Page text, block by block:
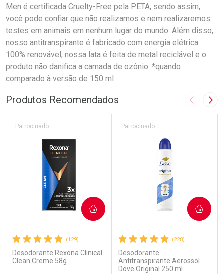
Men é certificada Cruelty-Free pela PETA, sendo assim,
você pode confiar que não realizamos e nem realizaremos
testes em animais em nenhum lugar do mundo. Além disso,
nosso antitranspirante é fabricado com energia elétrica
100% renovável, nossa lata é feita de metal reciclável e o
produto não danifica a camada de ozônio. *quando
comparado à versão de 150 ml
Produtos Recomendados Imagem
(129)
Desodorante Rexona Clinical
Clean Creme 58g
Patrocinado
COMPRAR
(228)
Desodorante
Antitranspirante Aerossol
Dove Original 250 ml
Patrocinado
COMPRAR